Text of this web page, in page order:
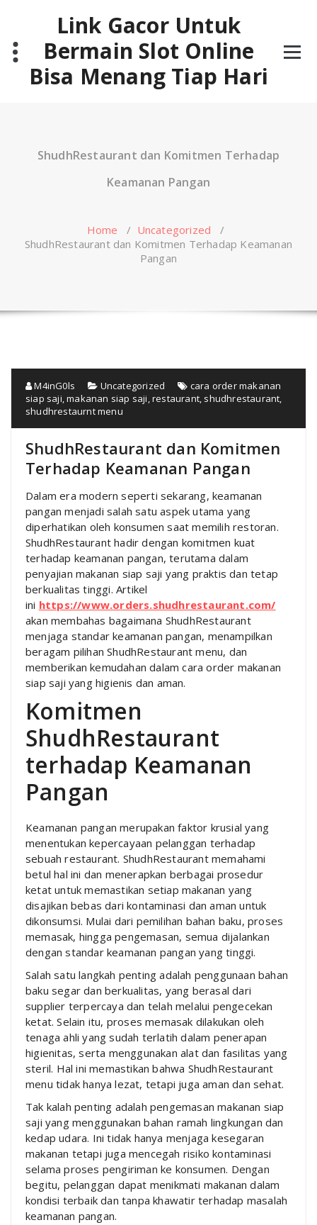
Link Gacor Untuk
Bermain Slot Online
Bisa Menang Tiap Hari
ShudhRestaurant dan Komitmen Terhadap
Keamanan Pangan
Home / Uncategorized /
ShudhRestaurant dan Komitmen Terhadap Keamanan
Pangan
M4inG0ls Uncategorized
cara order makanan
siap saji ,makanan siap saji ,restaurant shudhrestaurant
shudhrestaurnt menu
ShudhRestaurant dan Komitmen
Terhadap Keamanan Pangan
Dalam era modern seperti sekarang, keamanan
pangan menjadi salah satu aspek utama yang
diperhatikan oleh konsumen saat memilih restoran.
ShudhRestaurant hadir dengan komitmen kuat
terhadap keamanan pangan, terutama dalam
penyajian makanan siap saji yang praktis dan tetap
berkualitas tinggi. Artikel
ini https://www.orders.shudhrestaurant.com/
akan membahas bagaimana ShudhRestaurant
menjaga standar keamanan pangan, menampilkan
beragam pilihan ShudhRestaurant menu, dan
memberikan kemudahan dalam cara order makanan
siap saji yang higienis dan aman.
Komitmen
ShudhRestaurant
terhadap Keamanan
Pangan
Keamanan pangan merupakan faktor krusial yang
menentukan kepercayaan pelanggan terhadap
sebuah restaurant. ShudhRestaurant memahami
betul hal ini dan menerapkan berbagai prosedur
ketat untuk memastikan setiap makanan yang
disajikan bebas dari kontaminasi dan aman untuk
dikonsumsi. Mulai dari pemilihan bahan baku, proses
memasak, hingga pengemasan, semua dijalankan
dengan standar keamanan pangan yang tinggi.
Salah satu langkah penting adalah penggunaan bahan
baku segar dan berkualitas, yang berasal dari
supplier terpercaya dan telah melalui pengecekan
ketat. Selain itu, proses memasak dilakukan oleh
tenaga ahli yang sudah terlatih dalam penerapan
higienitas, serta menggunakan alat dan fasilitas yang
steril. Hal ini memastikan bahwa ShudhRestaurant
menu tidak hanya lezat, tetapi juga aman dan sehat.
Tak kalah penting adalah pengemasan makanan siap
saji yang menggunakan bahan ramah lingkungan dan
kedap udara. Ini tidak hanya menjaga kesegaran
makanan tetapi juga mencegah risiko kontaminasi
selama proses pengiriman ke konsumen. Dengan
begitu, pelanggan dapat menikmati makanan dalam
kondisi terbaik dan tanpa khawatir terhadap masalah
keamanan pangan.